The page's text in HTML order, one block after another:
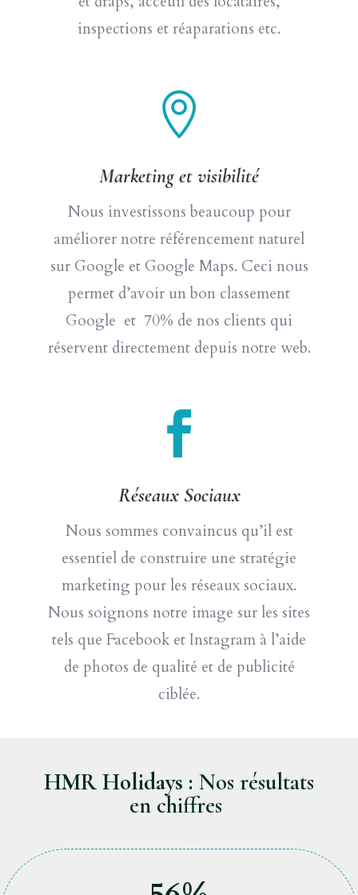
inspections et réaparations etc.

Marketing et visibilité
Nous investissons beaucoup pour
améliorer notre référencement naturel
sur Google et Google Maps. Ceci nous
permet d’avoir un bon classement
Google et 70% de nos clients qui
réservent directement depuis notre web.

Réseaux Sociaux
Nous sommes convaincus qu’il est
essentiel de construire une stratégie
marketing pour les réseaux sociaux.
Nous soignons notre image sur les sites
tels que Facebook et Instagram à l’aide
de photos de qualité et de publicité
ciblée.
HMR Holidays : Nos résultats
en chiffres